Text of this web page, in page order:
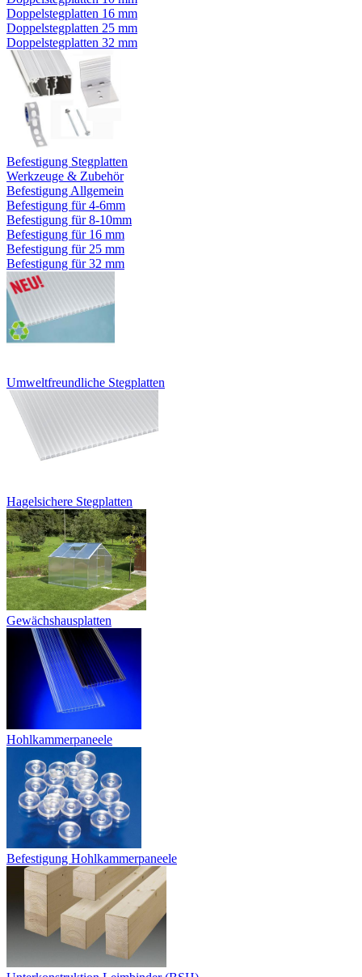
Doppelstegplatten 16 mm
Doppelstegplatten 25 mm
Doppelstegplatten 32 mm
Befestigung Stegplatten
Werkzeuge & Zubehör
Befestigung Allgemein
Befestigung für 4-6mm
Befestigung für 8-10mm
Befestigung für 16 mm
Befestigung für 25 mm
Befestigung für 32 mm
Umweltfreundliche Stegplatten
Hagelsichere Stegplatten
Gewächshausplatten
Hohlkammerpaneele
Befestigung Hohlkammerpaneele